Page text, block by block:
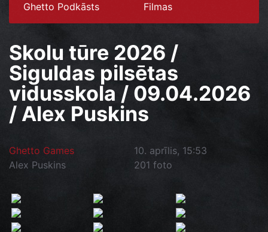
Ghetto Podkāsts Filmas
Skolu tūre 2026 /
Siguldas pilsētas
vidusskola / 09.04.2026
/ Alex Puskins
Ghetto Games
10. aprīlis, 15:53
Alex Puskins
201 foto